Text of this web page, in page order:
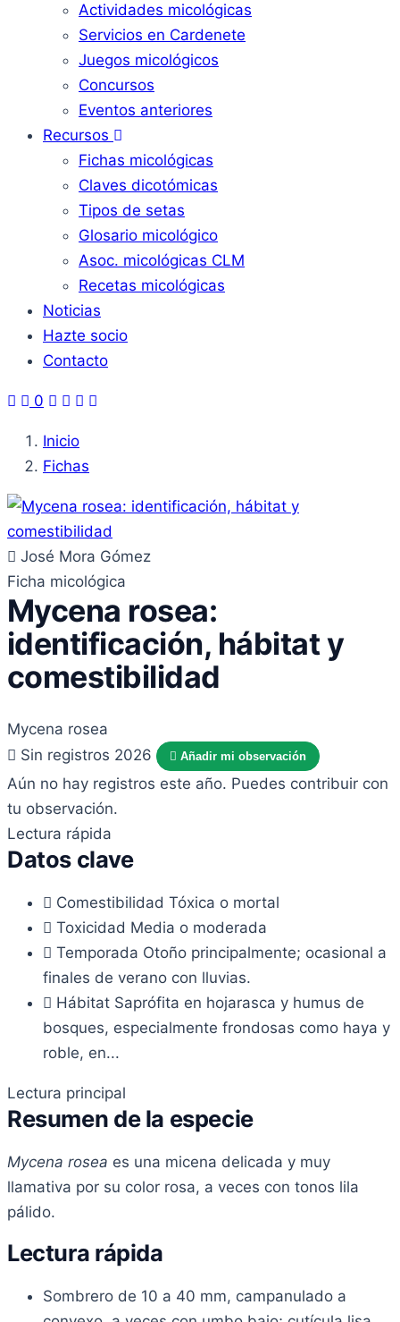
Actividades micológicas
Servicios en Cardenete
Juegos micológicos
Concursos
Eventos anteriores
Recursos
Fichas micológicas
Claves dicotómicas
Tipos de setas
Glosario micológico
Asoc. micológicas CLM
Recetas micológicas
Noticias
Hazte socio
Contacto
0
Inicio
Fichas
José Mora Gómez
Ficha micológica
Mycena rosea:
identificación, hábitat y
comestibilidad
Mycena rosea
Sin registros 2026
Añadir mi observación
Aún no hay registros este año. Puedes contribuir con
tu observación.
Lectura rápida
Datos clave
Comestibilidad Tóxica o mortal
Toxicidad Media o moderada
Temporada Otoño principalmente; ocasional a
finales de verano con lluvias.
Hábitat Saprófita en hojarasca y humus de
bosques, especialmente frondosas como haya y
roble, en...
Lectura principal
Resumen de la especie
Mycena rosea es una micena delicada y muy
llamativa por su color rosa, a veces con tonos lila
pálido.
Lectura rápida
Sombrero de 10 a 40 mm, campanulado a